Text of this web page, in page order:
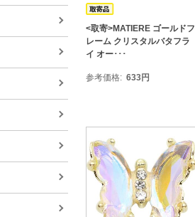
<取寄>MATIERE ゴールドフ
レーム クリスタルバタフラ
イ オー･･･
参考価格 633円